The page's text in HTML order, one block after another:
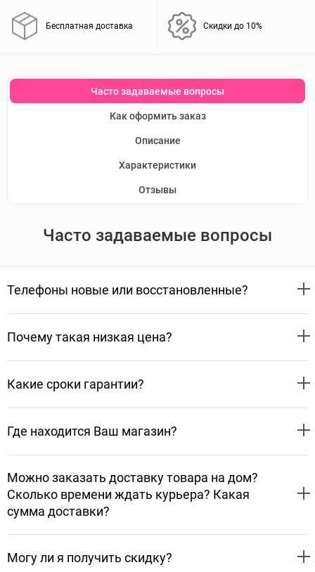
Бесплатная доставка Скидки до 10%
Часто задаваемые вопросы
Как оформить заказ
Описание
Характеристики
Отзывы
Часто задаваемые вопросы
Телефоны новые или восстановленные?
Почему такая низкая цена?
Какие сроки гарантии?
Где находится Ваш магазин?
Можно заказать доставку товара на дом?
Сколько времени ждать курьера? Какая
сумма доставки?
Могу ли я получить скидку?